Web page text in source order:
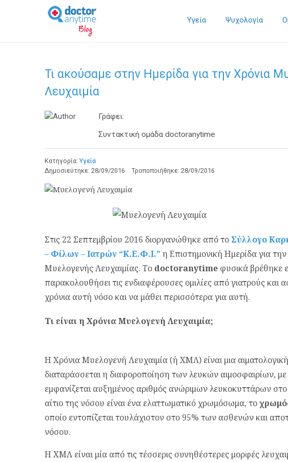
Υγεία Ψυχολογία
Τι ακούσαμε στην Ημερίδα για την Χρόνια
Λευχαιμία
Γράφει:
Συντακτική ομάδα doctoranytime
Κατηγορία: Υγεία
Δημοσιεύτηκε: 28/09/2016 Τροποποιήθηκε: 28/09/2016
Στις 22 Σεπτεμβρίου 2016 διοργανώθηκε από το Σύλλογο
– Φίλων – Ιατρών “Κ.Ε.Φ.Ι.” η Επιστημονική Ημερίδα για
Μυελογενής Λευχαιμίας. Το doctoranytime φυσικά βρέθηκε
παρακολουθήσει τις ενδιαφέρουσες ομιλίες από γιατρούς και
χρόνια αυτή νόσο και να μάθει περισσότερα για αυτή.
Τι είναι η Χρόνια Μυελογενή Λευχαιμία;
Η Χρόνια Μυελογενή Λευχαιμία (ή ΧΜΛ) είναι μια
διαταράσσεται η διαφοροποίηση των λευκών αιμοσφαιρίων,
εμφανίζεται αυξημένος αριθμός ανώριμων λευκοκυττάρων
αίτιο της νόσου είναι ένα ελαττωματικό χρωμόσωμα, το
οποίο εντοπίζεται τουλάχιστον στο 95% των ασθενών και
νόσου.
Η ΧΜΛ είναι μία από τις τέσσερις συνηθέστερες μορφές